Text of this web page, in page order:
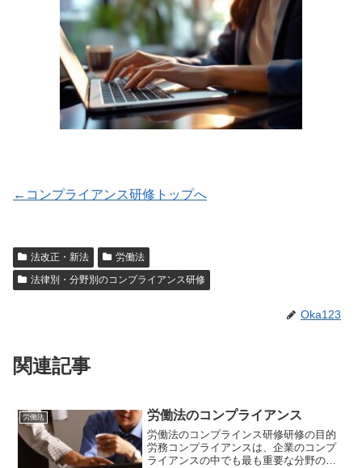
←コンプライアンス研修トップへ
法改正・新法
労働法
法律別・分野別のコンプライアンス研修
Oka123
関連記事
労働法 労働法のコンプライアンス
労働法のコンプラインス研修研修の目的
労務コンプライアンスは、企業のコンプ
ライアンスの中でも最も重要な分野の一